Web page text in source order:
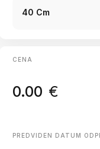
40 Cm
CENA
0.00 €
PREDVIDEN DATUM